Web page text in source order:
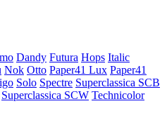
Dandy Futura Hops Italic
Nok Otto Paper41 Lux Paper41
Solo Spectre Superclassica SCB
Superclassica SCW Technicolor